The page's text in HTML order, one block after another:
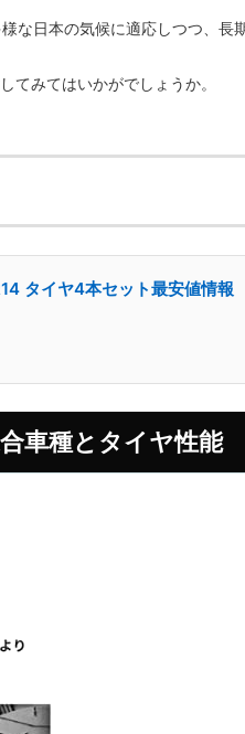
な日本の気候に適応しつつ、長
てみてはいかがでしょうか。
タイヤ4本セット最安値情報
車種とタイヤ性能